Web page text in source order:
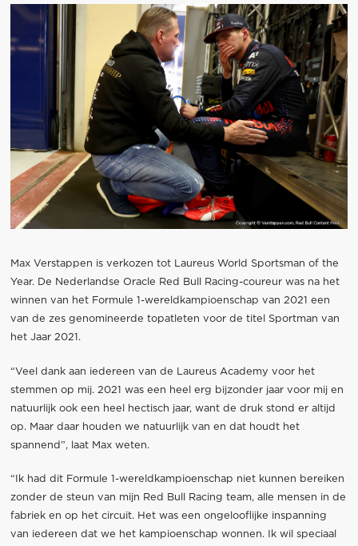
Max Verstappen is verkozen tot Laureus World Sportsman of the
Year. De Nederlandse Oracle Red Bull Racing-coureur was na het
winnen van het Formule 1-wereldkampioenschap van 2021 een
van de zes genomineerde topatleten voor de titel Sportman van
het Jaar 2021.
“Veel dank aan iedereen van de Laureus Academy voor het
stemmen op mij. 2021 was een heel erg bijzonder jaar voor mij en
natuurlijk ook een heel hectisch jaar, want de druk stond er altijd
op. Maar daar houden we natuurlijk van en dat houdt het
spannend”, laat Max weten.
“Ik had dit Formule 1-wereldkampioenschap niet kunnen bereiken
zonder de steun van mijn Red Bull Racing team, alle mensen in de
fabriek en op het circuit. Het was een ongelooflijke inspanning
van iedereen dat we het kampioenschap wonnen. Ik wil speciaal